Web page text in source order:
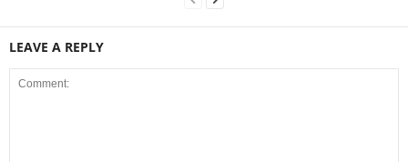
LEAVE A REPLY